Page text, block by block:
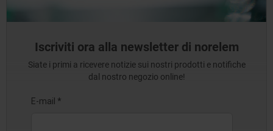
Iscriviti ora alla newsletter di norelem
Siate i primi a ricevere notizie sui nostri prodotti e notifiche
dal nostro negozio online!